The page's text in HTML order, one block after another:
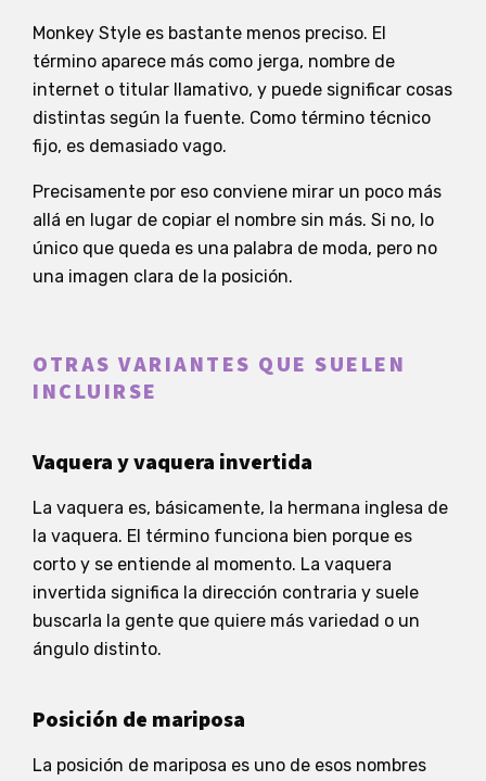
Monkey Style es bastante menos preciso. El
término aparece más como jerga, nombre de
internet o titular llamativo, y puede significar cosas
distintas según la fuente. Como término técnico
fijo, es demasiado vago.
Precisamente por eso conviene mirar un poco más
allá en lugar de copiar el nombre sin más. Si no, lo
único que queda es una palabra de moda, pero no
una imagen clara de la posición.
OTRAS VARIANTES QUE SUELEN
INCLUIRSE
Vaquera y vaquera invertida
La vaquera es, básicamente, la hermana inglesa de
la vaquera. El término funciona bien porque es
corto y se entiende al momento. La vaquera
invertida significa la dirección contraria y suele
buscarla la gente que quiere más variedad o un
ángulo distinto.
Posición de mariposa
La posición de mariposa es uno de esos nombres